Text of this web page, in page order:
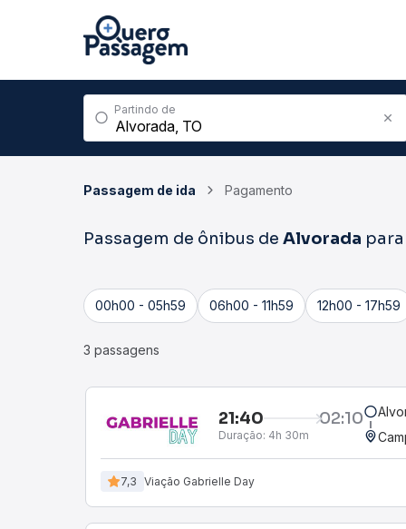
Partindo de
Passagem de ida Pagamento
Passagem de ônibus de Alvorada para
00h00 - 05h59 06h00 - 11h59 12h00 - 17h59
3 passagens
21:40 02:10
Duração: 4h 30m
7,3 Viação Gabrielle Day